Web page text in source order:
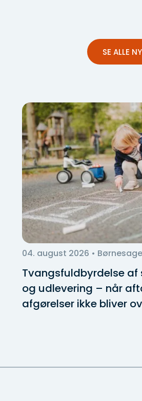
SE ALLE
04. august 2026 •
Tvangsfuldbyrdelse
og udlevering – når
afgørelser ikke bliver